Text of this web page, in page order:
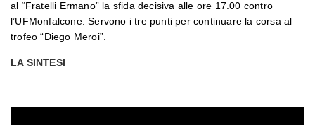
al “Fratelli Ermano” la sfida decisiva alle ore 17.00 contro
l’UFMonfalcone. Servono i tre punti per continuare la corsa al
trofeo “Diego Meroi”.
LA SINTESI